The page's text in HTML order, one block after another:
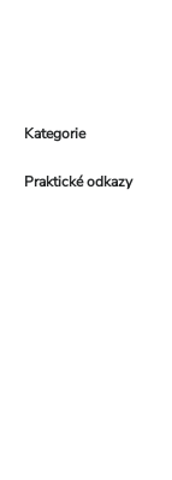
Kategorie
Praktické odkazy